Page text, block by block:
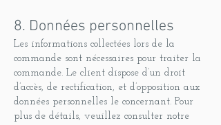
8. Données personnelles
Les informations collectées lors de la
commande sont nécessaires pour traiter la
commande. Le client dispose d’un droit
d’accès, de rectification, et d’opposition aux
données personnelles le concernant. Pour
plus de détails, veuillez consulter notre